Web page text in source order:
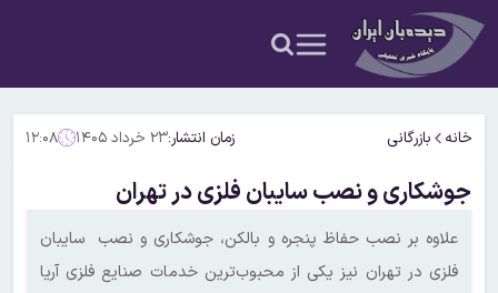
خانه بازرگانی زمان انتشار:۲۳ خرداد ۱۴۰۵ ۱۲:۰۸
جوشکاری و نصب سایبان فلزی در تهران
علاوه بر نصب حفاظ پنجره و بالکن، جوشکاری و نصب سایبان
فلزی در تهران نیز یکی از محبوب‌ترین خدمات صنایع فلزی آریا